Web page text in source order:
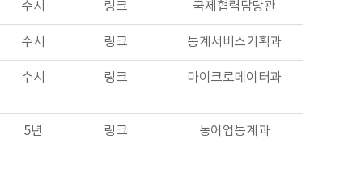
수시 링크 국제협력담당관
수시 링크 통계서비스기획과
수시 링크 마이크로데이터과
5년 링크 농어업통계과